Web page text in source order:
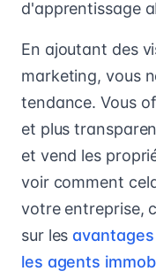
d'apprentissage
En ajoutant des
marketing, vous
tendance. Vous
et plus
et vend les
voir comment
votre entreprise,
sur les
les agents